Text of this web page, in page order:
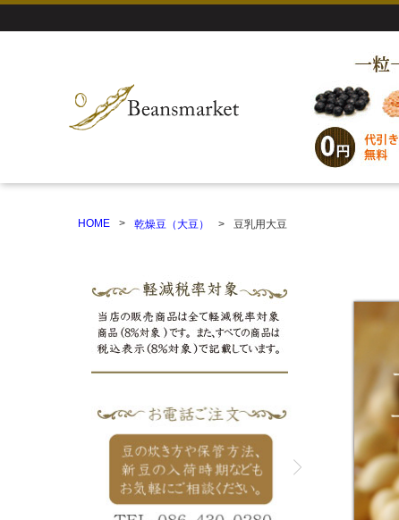
HOME 乾燥豆（大豆） 豆乳用大豆